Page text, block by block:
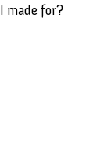
made for?